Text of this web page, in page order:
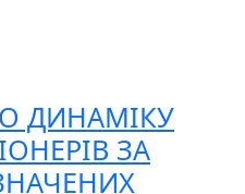
ДИНАМІКУ
ЗА